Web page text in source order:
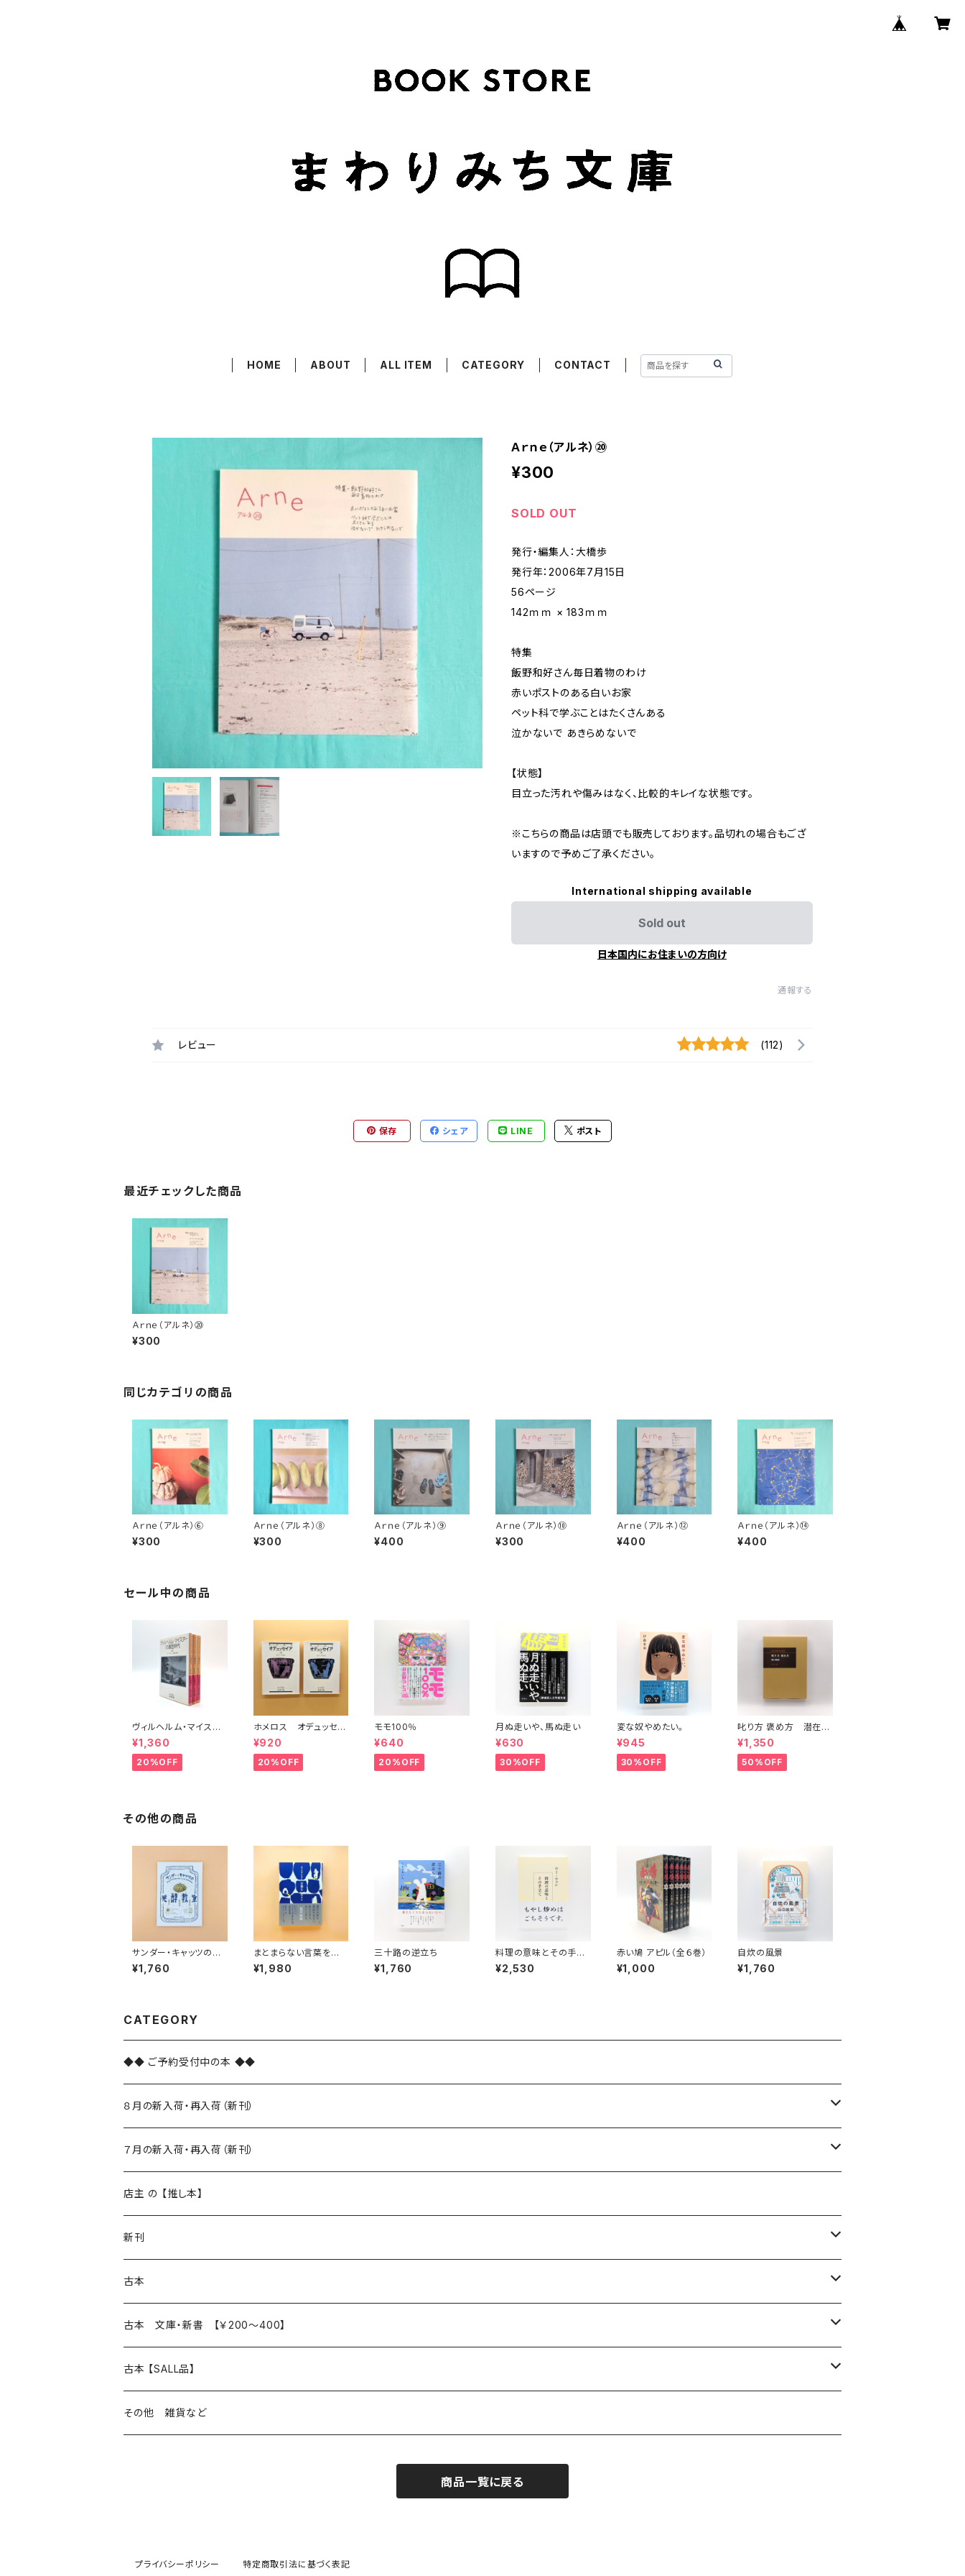
HOME ABOUT ALL ITEM CATEGORY CONTACT
Ａｒｎｅ（アルネ）⑳
¥300
SOLD OUT
発行・編集人：大橋歩
発行年：2006年7月15日
56ページ
142ｍｍ × 183ｍｍ
特集
飯野和好さん毎日着物のわけ
赤いポストのある白いお家
ペット科で学ぶことはたくさんある
泣かないで あきらめないで
【状態】
目立った汚れや傷みはなく、比較的キレイな状態です。
※こちらの商品は店頭でも販売しております。品切れの場合もござ
いますので予めご了承ください。
International shipping available
Sold out
日本国内にお住まいの方向け
通報する
レビュー (112)
保存 シェア LINE ポスト
最近チェックした商品
Ａｒｎｅ（アルネ）⑳
¥300
同じカテゴリの商品
Ａｒｎｅ（アルネ）⑥
¥300
Ａｒｎｅ（アルネ）⑧
¥300
Ａｒｎｅ（アルネ）⑨
¥400
Ａｒｎｅ（アルネ）⑩
¥300
Ａｒｎｅ（アルネ）⑫
¥400
Ａｒｎｅ（アルネ）⑭
¥400
セール中の商品
ヴィルヘルム・マイスタ
ーの遍歴時代 (上)(中)
(下)（岩波文庫）
¥1,360
20%OFF
ホメロス オデュッセイ
ア(上)(下) （岩波文庫）
¥920
20%OFF
モモ100％
¥640
20%OFF
月ぬ走いや、馬ぬ走い
¥630
30%OFF
変な奴やめたい。
¥945
30%OFF
叱り方 褒め方 潜在意
識教育法叢書
¥1,350
50%OFF
その他の商品
サンダー・キャッツの発
酵教室
¥1,760
まとまらない言葉を生き
る
¥1,980
三十路の逆立ち
¥1,760
料理の意味とその手立
て
¥2,530
赤い鳩 アピル（全６巻）
¥1,000
自炊の風景
¥1,760
CATEGORY
◆◆ ご予約受付中の本 ◆◆
８月の新入荷・再入荷（新刊）
新入荷
再入荷
７月の新入荷・再入荷（新刊）
新入荷
再入荷
店主 の 【推し本】
新刊
本 の あれこれ
読書のこと
本屋のこと
文芸
近代小説 エッセイ 戯曲（日本人作家）
現代小説 エッセイ 戯曲（日本人作家）
短歌 俳句 川柳
日々 の できこと
日常の 風景 群像
生き方 ライフスタイル
古本
本 の あれこれ
読書のこと
本屋のこと
日本文学
小説 エッセイ 戯曲（日本人作家）
海外文学
古本 文庫・新書 【￥200～400】
日本文学
小説 エッセイ 戯曲
海外文学
古本 【SALL品】
20％OFF
その他 雑貨など
商品一覧に戻る
プライバシーポリシー 特定商取引法に基づく表記